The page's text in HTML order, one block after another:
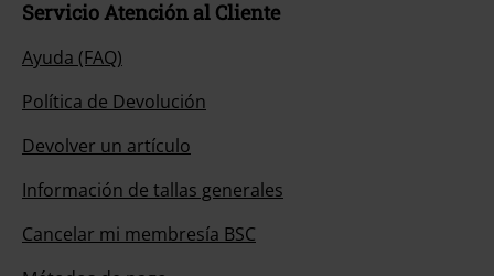
Servicio Atención al Cliente
Ayuda (FAQ)
Política de Devolución
Devolver un artículo
Información de tallas generales
Cancelar mi membresía BSC